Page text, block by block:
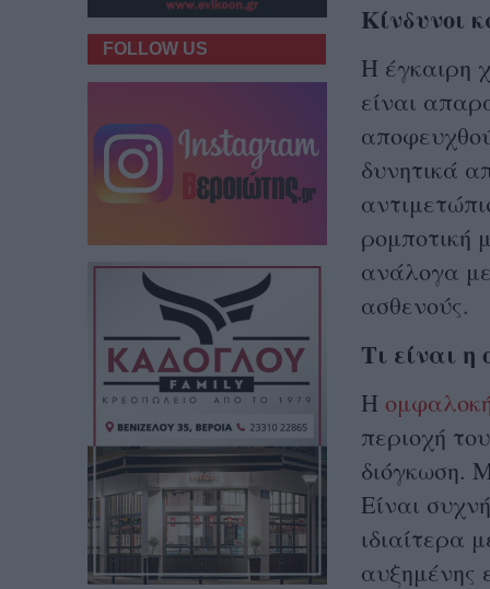
Κίνδυνοι
Η έγκαιρη
είναι
δυνητικά
ρομποτική
ανάλογα
ασθενούς.
Τι είναι
Η
περιοχή
διόγκωση.
Είναι
ιδιαίτερα
αυξημένης
FOLLOW US